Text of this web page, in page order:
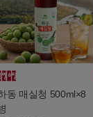
동 매실청 500ml×8